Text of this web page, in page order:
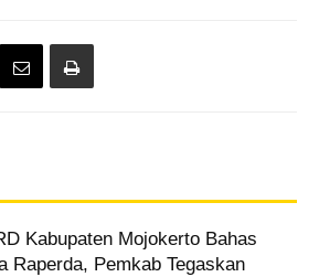
Kabupaten Mojokerto Bahas
Raperda, Pemkab Tegaskan